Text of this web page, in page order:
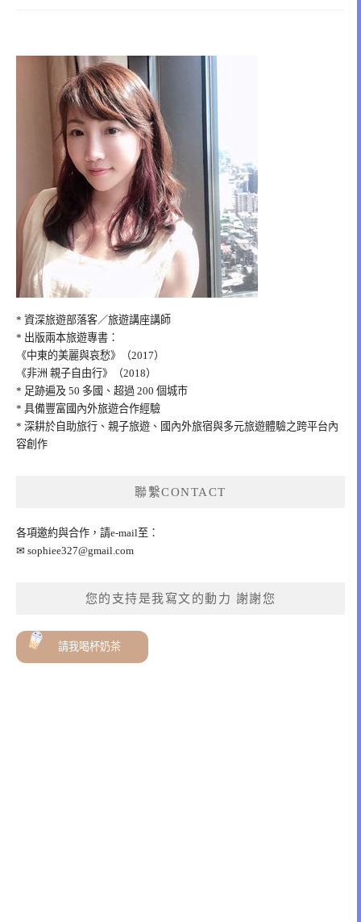
* 資深旅遊部落客／旅遊講座講師
* 出版兩本旅遊專書：
《中東的美麗與哀愁》（2017）
《非洲 親子自由行》（2018）
* 足跡遍及 50 多國、超過 200 個城市
* 具備豐富國內外旅遊合作經驗
* 深耕於自助旅行、親子旅遊、國內外旅宿與多元旅遊體驗之跨平台內
容創作
聯繫CONTACT
各項邀約與合作，請e-mail至：
✉ sophiee327@gmail.com
您的支持是我寫文的動力 謝謝您
請我喝杯奶茶